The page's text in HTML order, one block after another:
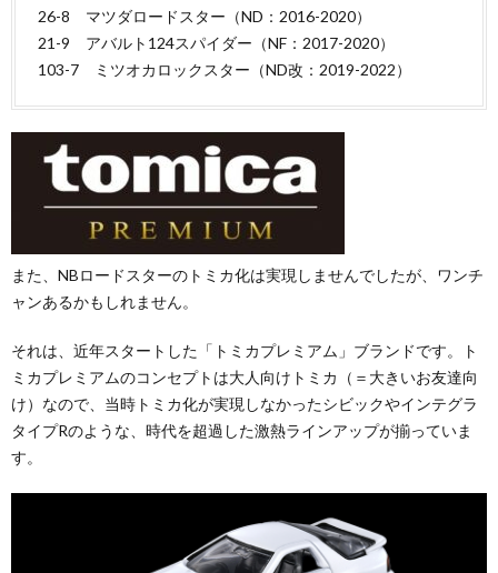
26-8 マツダロードスター（ND：2016-2020）
21-9 アバルト124スパイダー（NF：2017-2020）
103-7 ミツオカロックスター（ND改：2019-2022）
また、NBロードスターのトミカ化は実現しませんでしたが、ワンチ
ャンあるかもしれません。
それは、近年スタートした「トミカプレミアム」ブランドです。ト
ミカプレミアムのコンセプトは大人向けトミカ（＝大きいお友達向
け）なので、当時トミカ化が実現しなかったシビックやインテグラ
タイプRのような、時代を超過した激熱ラインアップが揃っていま
す。